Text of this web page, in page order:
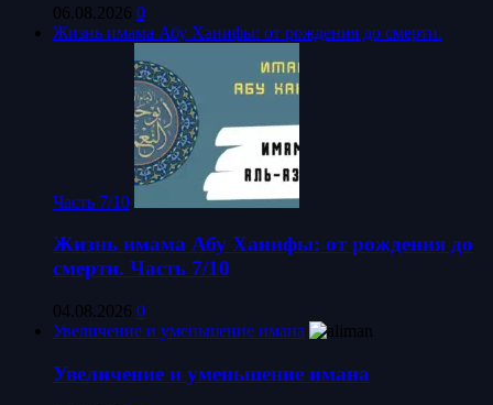
06.08.2026 0
Жизнь имама Абу Ханифы: от рождения до смерти.
Часть 7/10
Жизнь имама Абу Ханифы: от рождения до
смерти. Часть 7/10
04.08.2026 0
Увеличение и уменьшение имана
Увеличение и уменьшение имана